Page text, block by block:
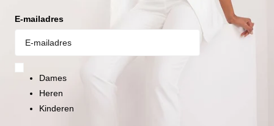
E-mailadres
Dames
Heren
Kinderen